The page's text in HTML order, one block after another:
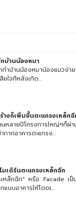
บ้านน้องหมา
ทำบ้านน้องหมาน้องแมวง่า
ใจทีหลังเกิด...
งก็เพิ่มขึ้นตะแกรงเหล็กฉี
นหลายปีโครงการใหญ่ๆก็ผ่
กากอาคารตะแกรง...
มเดิร์นตะแกรงเหล็กฉีก
เหล็กฉีก" หรือ Facade เป็
บบอาคารให้โดดเ...